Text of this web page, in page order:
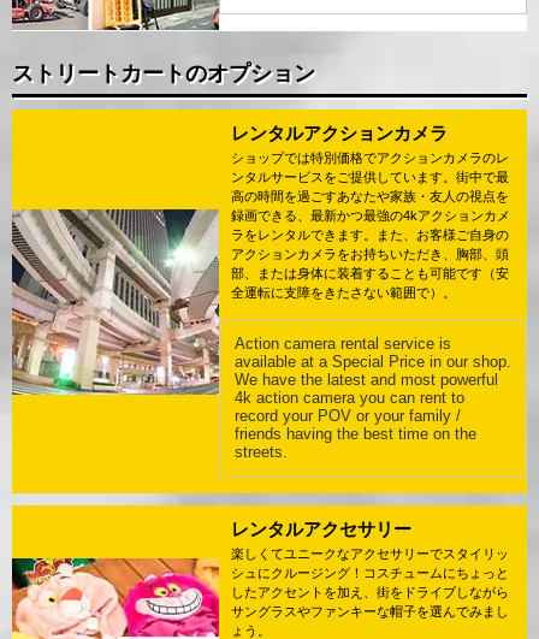
ストリートカートのオプション
レンタルアクションカメラ
ショップでは特別価格でアクションカメラのレ
ンタルサービスをご提供しています。街中で最
高の時間を過ごすあなたや家族・友人の視点を
録画できる、最新かつ最強の4kアクションカメ
ラをレンタルできます。また、お客様ご自身の
アクションカメラをお持ちいただき、胸部、頭
部、または身体に装着することも可能です（安
全運転に支障をきたさない範囲で）。
Action camera rental service is
available at a Special Price in our shop.
We have the latest and most powerful
4k action camera you can rent to
record your POV or your family /
friends having the best time on the
streets.
レンタルアクセサリー
楽しくてユニークなアクセサリーでスタイリッ
シュにクルージング！コスチュームにちょっと
したアクセントを加え、街をドライブしながら
サングラスやファンキーな帽子を選んでみまし
ょう。